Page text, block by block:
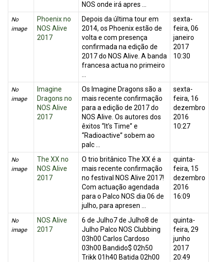
NOS onde irá apres ...
No
image
Phoenix no
NOS Alive
2017
Depois da última tour em
2014, os Phoenix estão de
volta e com presença
confirmada na edição de
2017 do NOS Alive. A banda
francesa actua no primeiro
sexta-
feira, 06
janeiro
2017
10:30
No
image
Imagine
Dragons no
NOS Alive
2017
Os Imagine Dragons são a
mais recente confirmação
para a edição de 2017 do
NOS Alive. Os autores dos
êxitos “It’s Time” e
“Radioactive” sobem ao
palc ...
sexta-
feira, 16
dezembro
2016
10:27
No
image
The XX no
NOS Alive
2017
O trio britânico The XX é a
mais recente confirmação
no festival NOS Alive 2017!
Com actuação agendada
para o Palco NOS dia 06 de
julho, para apresen ...
quinta-
feira, 15
dezembro
2016
16:09
No
image
NOS Alive
2017
6 de Julho7 de Julho8 de
Julho Palco NOS Clubbing
03h00 Carlos Cardoso
03h00 Bandido$ 02h50
Trikk 01h40 Batida 02h00
quinta-
feira, 29
junho
2017
20:49